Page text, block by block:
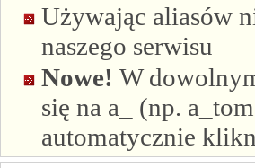
Używając aliasów
naszego serwisu
Nowe! W
się na a_ (np.
automatycznie